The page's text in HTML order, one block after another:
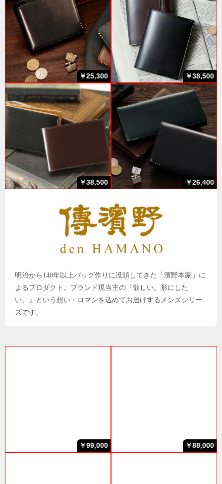
￥25,300 ￥38,500
￥38,500 ￥26,400
明治から140年以上バッグ作りに没頭してきた「濱野本家」に
よるプロダクト。ブランド現当主の『欲しい。形にした
い。』という想い・ロマンを込めてお届けするメンズシリー
ズです。
￥99,000 ￥88,000